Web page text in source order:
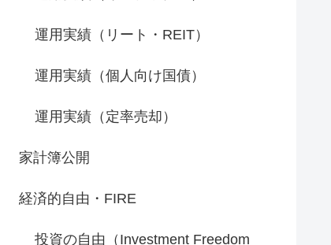
運用実績（リート・REIT）
運用実績（個人向け国債）
運用実績（定率売却）
家計簿公開
経済的自由・FIRE
投資の自由（Investment Freedom